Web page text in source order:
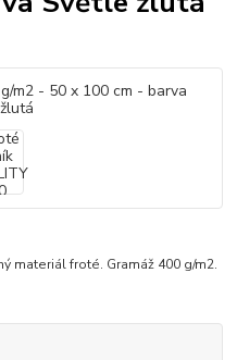
materiál froté. Gramáž 400 g/m2.